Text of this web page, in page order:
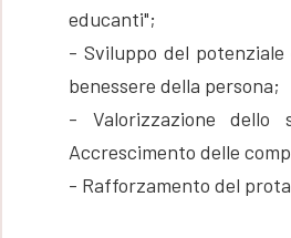
educanti";
- Sviluppo del
benessere della persona;
- Valorizzazione dello
Accrescimento delle
- Rafforzamento del